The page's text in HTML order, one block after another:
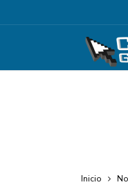
Inicio